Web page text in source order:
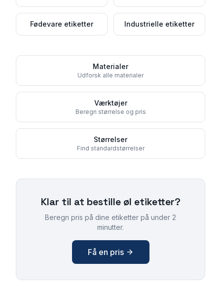
Fødevare etiketter Industrielle etiketter
Materialer
Udforsk alle materialer
Værktøjer
Beregn størrelse og pris
Størrelser
Find standardstørrelser
Klar til at bestille øl etiketter?
Beregn pris på dine etiketter på under 2
minutter.
Få en pris